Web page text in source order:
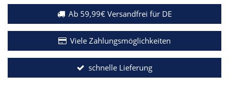
Ab 59,99€ Versandfrei für DE
Viele Zahlungsmöglichkeiten
schnelle Lieferung